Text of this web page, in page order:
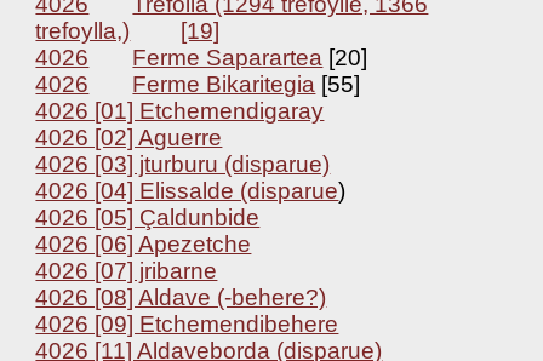
trefoylla,)
[19]
4026
Ferme Saparartea [20]
4026
Ferme Bikaritegia [55]
4026 [01] Etchemendigaray
4026 [02] Aguerre
4026 [03] jturburu (disparue)
4026 [04] Elissalde (disparue)
4026 [05] Çaldunbide
4026 [06] Apezetche
4026 [07] jribarne
4026 [08] Aldave (-behere?)
4026 [09] Etchemendibehere
4026 [11] Aldaveborda (disparue)